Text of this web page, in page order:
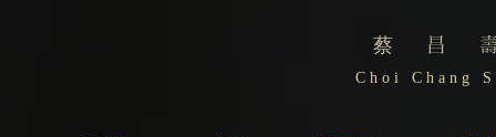
蔡 昌
C h o i C h a n g